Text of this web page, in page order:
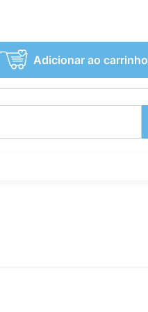
Adicionar ao carrinho